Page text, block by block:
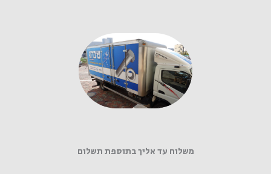
משלוח עד אליך בתוספת תשלום